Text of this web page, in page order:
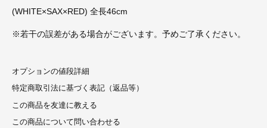
(WHITE×SAX×RED) 全長46cm
※若干の誤差がある場合がございます。予めご了承ください。
オプションの値段詳細
特定商取引法に基づく表記（返品等）
この商品を友達に教える
この商品について問い合わせる